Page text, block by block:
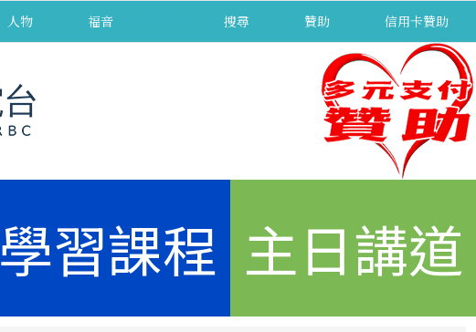
人物 福音 搜尋 贊助 信用卡贊助
學習課程 主日講道